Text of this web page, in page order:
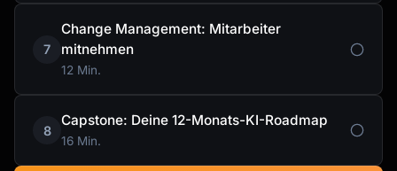
7
Change Management: Mitarbeiter
mitnehmen
12 Min.
8
Capstone: Deine 12-Monats-KI-Roadmap
16 Min.